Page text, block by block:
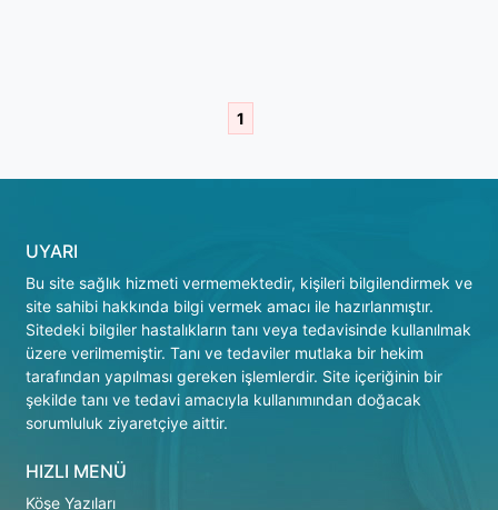
1
UYARI
Bu site sağlık hizmeti vermemektedir, kişileri bilgilendirmek ve
site sahibi hakkında bilgi vermek amacı ile hazırlanmıştır.
Sitedeki bilgiler hastalıkların tanı veya tedavisinde kullanılmak
üzere verilmemiştir. Tanı ve tedaviler mutlaka bir hekim
tarafından yapılması gereken işlemlerdir. Site içeriğinin bir
şekilde tanı ve tedavi amacıyla kullanımından doğacak
sorumluluk ziyaretçiye aittir.
HIZLI MENÜ
Köşe Yazıları